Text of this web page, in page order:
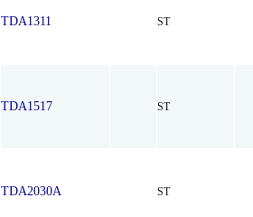
TDA1311 ST
TDA1517 ST
TDA2030A ST